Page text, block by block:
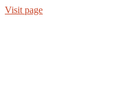
Visit page